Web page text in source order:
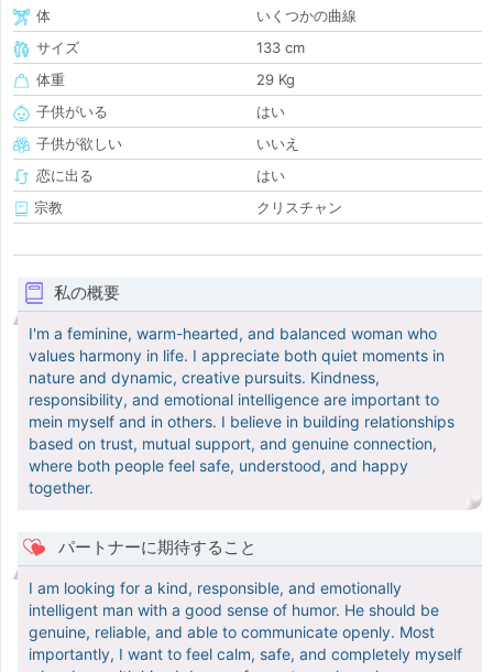
体
いくつかの曲線
サイズ
133 cm
体重
29 Kg
子供がいる
はい
子供が欲しい
いいえ
恋に出る
はい
宗教
クリスチャン
私の概要
I'm a feminine, warm-hearted, and balanced woman who
values harmony in life. I appreciate both quiet moments in
nature and dynamic, creative pursuits. Kindness,
responsibility, and emotional intelligence are important to
mein myself and in others. I believe in building relationships
based on trust, mutual support, and genuine connection,
where both people feel safe, understood, and happy
together.
パートナーに期待すること
I am looking for a kind, responsible, and emotionally
intelligent man with a good sense of humor. He should be
genuine, reliable, and able to communicate openly. Most
importantly, I want to feel calm, safe, and completely myself